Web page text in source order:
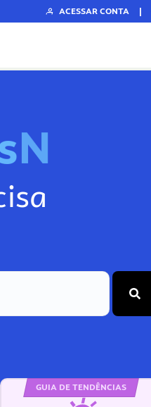
ACESSAR CONTA |
N
GUIA DE TENDÊNCIAS